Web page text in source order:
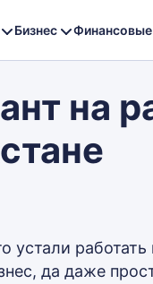
Бизнес Финансовые
на
устали
да даже